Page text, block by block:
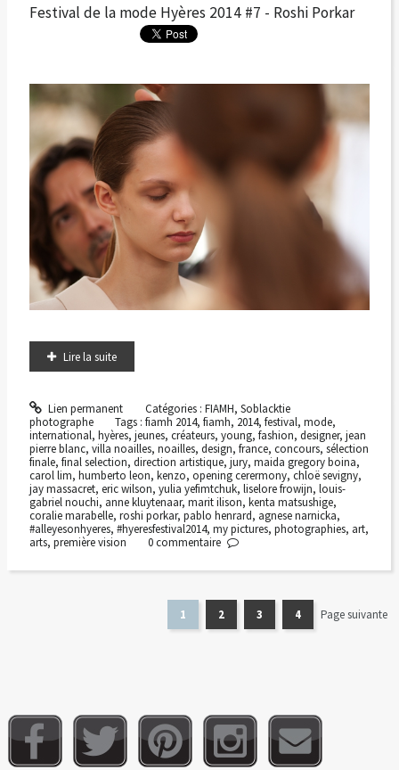
Festival de la mode Hyères 2014 #7 - Roshi Porkar
Lire la suite
Lien permanent Catégories : FIAMH, Soblacktie
photographe
Tags :fiamh 2014,fiamh, 2014,festival,mode,
international, hyères, jeunes, créateurs, young, fashion, designer, jean
pierre blanc, villa noailles, noailles, design, france, concours, sélection
finale, final selection, direction artistique, jury, maida gregory boina,
carol lim, humberto leon, kenzo, opening cerermony, chloë sevigny,
jay massacret, eric wilson, yulia yefimtchuk, liselore frowijn, louis-
gabriel nouchi, anne kluytenaar, marit ilison, kenta matsushige,
coralie marabelle, roshi porkar, pablo henrard, agnese narnicka,
#alleyesonhyeres, #hyeresfestival2014, my pictures, photographies, art,
arts, première vision 0commentaire
1 2 3 4 Page suivante